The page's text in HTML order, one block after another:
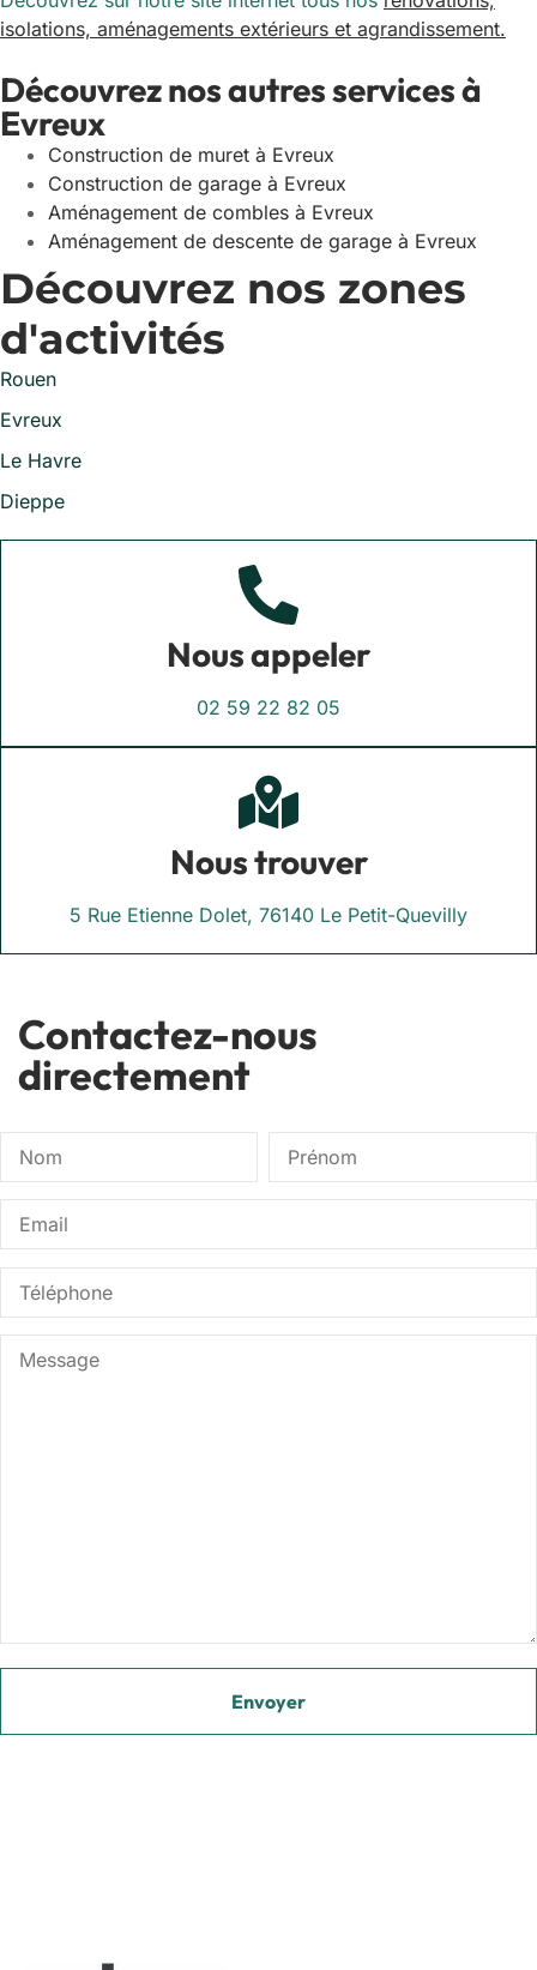
isolations, aménagements extérieurs et agrandissement.
Découvrez nos autres services à
Evreux
Construction de muret à Evreux
Construction de garage à Evreux
Aménagement de combles à Evreux
Aménagement de descente de garage à Evreux
Découvrez nos zones
d'activités
Rouen
Evreux
Le Havre
Dieppe
Nous appeler
02 59 22 82 05
Nous trouver
5 Rue Etienne Dolet, 76140 Le Petit-Quevilly
Contactez-nous
directement